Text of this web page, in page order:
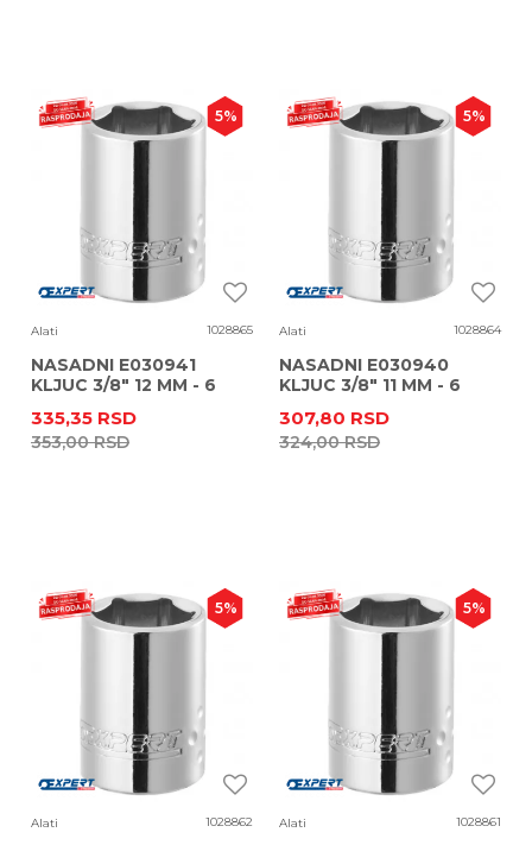
5%
Alati 1028865
NASADNI E030941
KLJUC 3/8" 12 MM - 6
335,35 RSD
353,00RSD
5%
Alati 1028864
NASADNI E030940
KLJUC 3/8" 11 MM - 6
307,80 RSD
324,00RSD
5%
Alati 1028862
5%
Alati 1028861